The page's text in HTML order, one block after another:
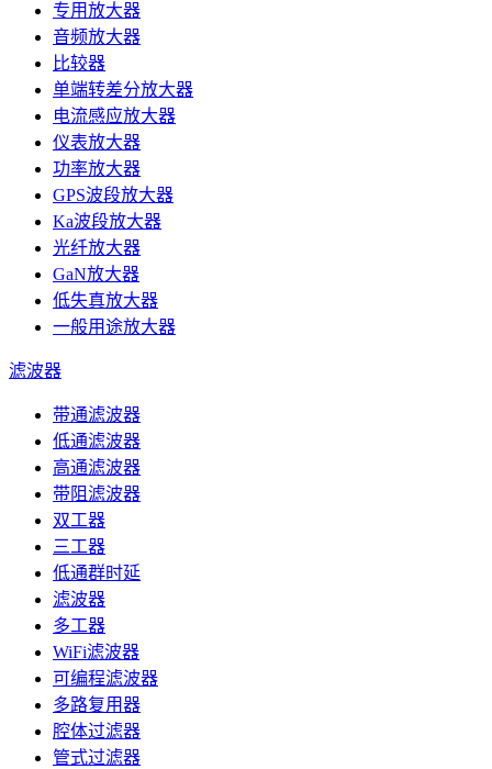
专用放大器
音频放大器
比较器
单端转差分放大器
电流感应放大器
仪表放大器
功率放大器
GPS波段放大器
Ka波段放大器
光纤放大器
GaN放大器
低失真放大器
一般用途放大器
滤波器
带通滤波器
低通滤波器
高通滤波器
带阻滤波器
双工器
三工器
低通群时延
滤波器
多工器
WiFi滤波器
可编程滤波器
多路复用器
腔体过滤器
管式过滤器